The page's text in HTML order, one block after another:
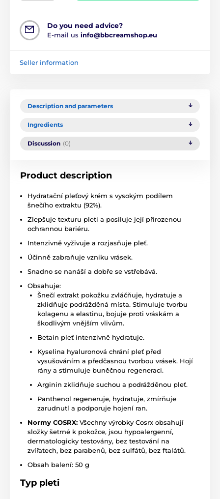
Do you need advice?
E-mail us info@bbcreamshop.eu
Seller information
Description and parameters
Ingredients
Discussion (0)
Product description
Hydratační pleťový krém s vysokým podílem
šnečího extraktu (92%).
Zlepšuje texturu pleti a posiluje její přirozenou
ochrannou bariéru.
Intenzivně vyživuje a rozjasňuje pleť.
Účinně zabraňuje vzniku vrásek.
Snadno se nanáší a dobře se vstřebává.
Obsahuje:
Šnečí extrakt pokožku zvláčňuje, hydratuje a
zklidňuje podrážděná místa. Stimuluje tvorbu
kolagenu a elastinu, bojuje proti vráskám a
škodlivým vnějším vlivům.
Betain pleť intenzivně hydratuje.
Kyselina hyaluronová chrání pleť před
vysušováním a předčasnou tvorbou vrásek. Hojí
rány a stimuluje buněčnou regeneraci.
Arginin zklidňuje suchou a podrážděnou pleť.
Panthenol regeneruje, hydratuje, zmírňuje
zarudnutí a podporuje hojení ran.
Normy COSRX: Všechny výrobky Cosrx obsahují
složky šetrné k pokožce, jsou hypoalergenní,
dermatologicky testovány, bez testování na
zvířatech, bez parabenů, bez sulfátů, bez ftalátů.
Obsah balení: 50 g
Typ pleti